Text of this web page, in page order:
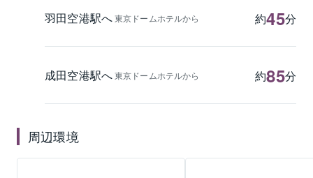
羽田空港駅へ東京ドームホテルから 約45分
成田空港駅へ東京ドームホテルから 約85分
周辺環境